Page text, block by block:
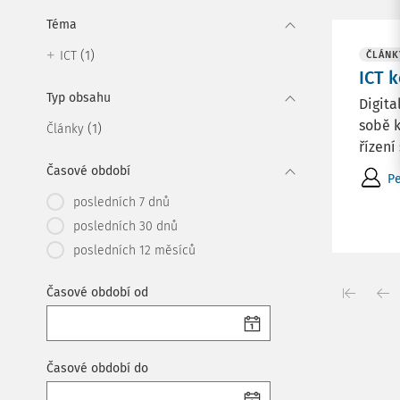
Téma
ICT (1)
Typ obsahu
Články (1)
Časové období
posledních 7 dnů
posledních 30 dnů
posledních 12 měsíců
Časové období od
Časové období do
ČLÁNKY
ICT
sobě
řízení